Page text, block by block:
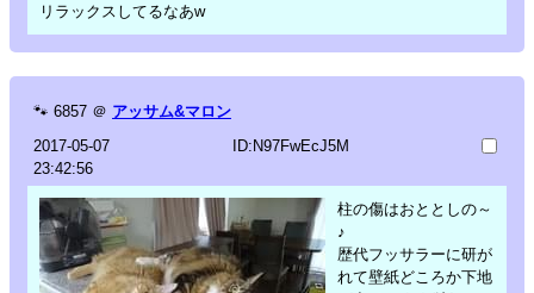
リラックスしてるなあw
🐾 6857 ＠ アッサム&マロン
2017-05-07
23:42:56
ID:N97FwEcJ5M
柱の傷はおととしの～
♪
歴代フッサラーに研が
れて壁紙どころか下地